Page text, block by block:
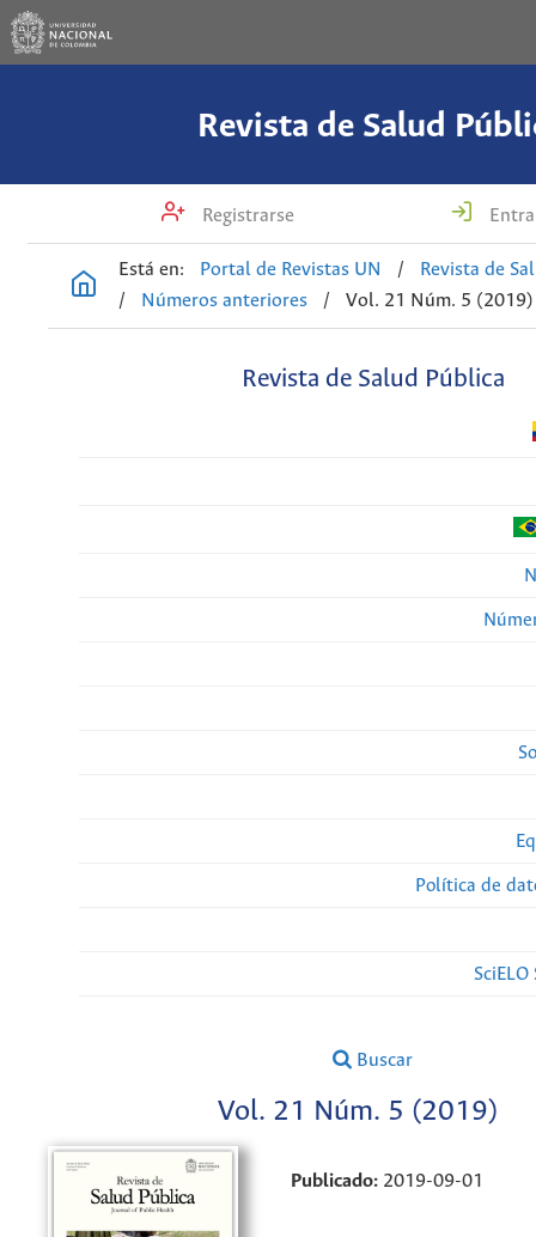
Revista de Salud
Registrarse
Está en: Portal de Revistas UN /
Revista de
/
Números anteriores / Vol. 21 Núm. 5 (2019)
Revista de Salud Pública
Política de
Buscar
Vol. 21 Núm. 5 (2019)
Publicado: 2019-09-01